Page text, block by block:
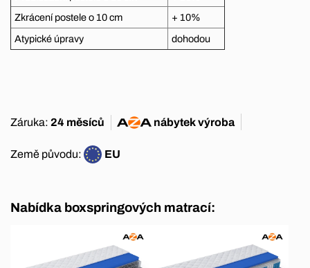
Zkrácení postele o 10 cm
+ 10%
Atypické úpravy
dohodou
Záruka: 24 měsíců nábytekvýroba
Země původu: EU
Nabídka boxspringových matrací: